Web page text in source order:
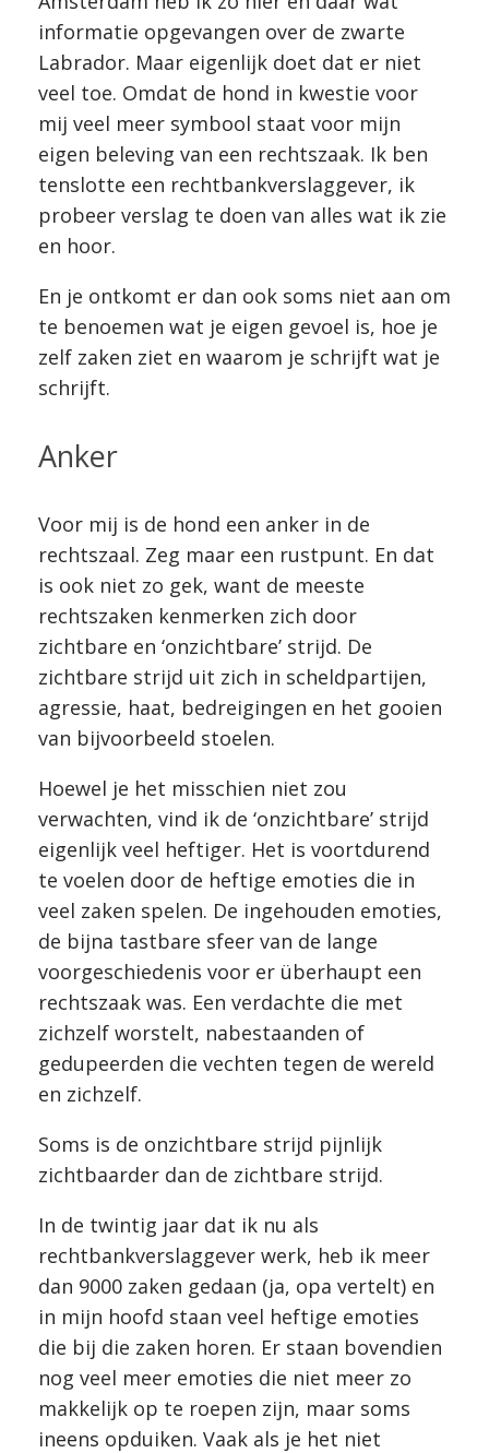
informatie opgevangen over de zwarte
Labrador. Maar eigenlijk doet dat er niet
veel toe. Omdat de hond in kwestie voor
mij veel meer symbool staat voor mijn
eigen beleving van een rechtszaak. Ik ben
tenslotte een rechtbankverslaggever, ik
probeer verslag te doen van alles wat ik zie
en hoor.
En je ontkomt er dan ook soms niet aan om
te benoemen wat je eigen gevoel is, hoe je
zelf zaken ziet en waarom je schrijft wat je
schrijft.
Anker
Voor mij is de hond een anker in de
rechtszaal. Zeg maar een rustpunt. En dat
is ook niet zo gek, want de meeste
rechtszaken kenmerken zich door
zichtbare en ‘onzichtbare’ strijd. De
zichtbare strijd uit zich in scheldpartijen,
agressie, haat, bedreigingen en het gooien
van bijvoorbeeld stoelen.
Hoewel je het misschien niet zou
verwachten, vind ik de ‘onzichtbare’ strijd
eigenlijk veel heftiger. Het is voortdurend
te voelen door de heftige emoties die in
veel zaken spelen. De ingehouden emoties,
de bijna tastbare sfeer van de lange
voorgeschiedenis voor er überhaupt een
rechtszaak was. Een verdachte die met
zichzelf worstelt, nabestaanden of
gedupeerden die vechten tegen de wereld
en zichzelf.
Soms is de onzichtbare strijd pijnlijk
zichtbaarder dan de zichtbare strijd.
In de twintig jaar dat ik nu als
rechtbankverslaggever werk, heb ik meer
dan 9000 zaken gedaan (ja, opa vertelt) en
in mijn hoofd staan veel heftige emoties
die bij die zaken horen. Er staan bovendien
nog veel meer emoties die niet meer zo
makkelijk op te roepen zijn, maar soms
ineens opduiken. Vaak als je het niet